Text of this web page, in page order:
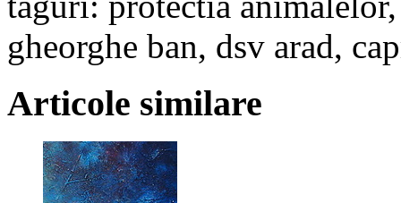
gheorghe ban, dsv arad,
Articole similare